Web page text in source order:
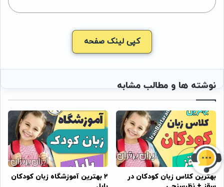
کپی لینک صفحه
نوشته ها و مطالب مشابه
بهترین کلاس زبان کودکان در
۲ بهترین آموزشگاه زبان کودکان